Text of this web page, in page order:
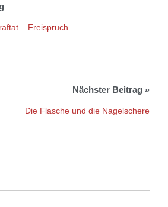
– Freispruch
Die Flasche und die Nagelschere